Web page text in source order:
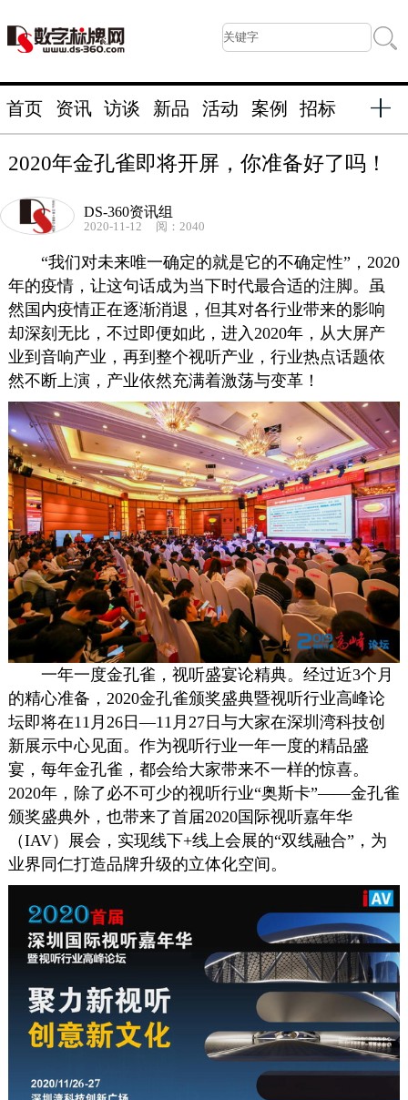
首页 资讯 访谈 新品 活动 案例 招标
2020年金孔雀即将开屏，你准备好了吗！
DS-360资讯组
2020-11-12 阅：2040
“我们对未来唯一确定的就是它的不确定性”，2020
年的疫情，让这句话成为当下时代最合适的注脚。虽
然国内疫情正在逐渐消退，但其对各行业带来的影响
却深刻无比，不过即便如此，进入2020年，从大屏产
业到音响产业，再到整个视听产业，行业热点话题依
然不断上演，产业依然充满着激荡与变革！
一年一度金孔雀，视听盛宴论精典。经过近3个月
的精心准备，2020金孔雀颁奖盛典暨视听行业高峰论
坛即将在11月26日—11月27日与大家在深圳湾科技创
新展示中心见面。作为视听行业一年一度的精品盛
宴，每年金孔雀，都会给大家带来不一样的惊喜。
2020年，除了必不可少的视听行业“奥斯卡”——金孔雀
颁奖盛典外，也带来了首届2020国际视听嘉年华
（IAV）展会，实现线下+线上会展的“双线融合”，为
业界同仁打造品牌升级的立体化空间。